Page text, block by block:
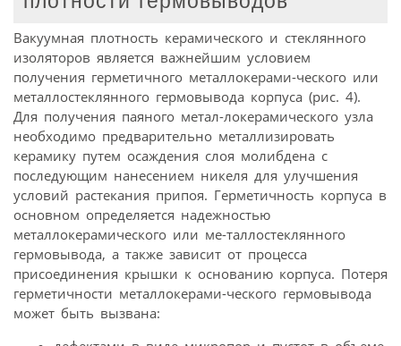
Вакуумная плотность керамического и стеклянного
изоляторов является важнейшим условием
получения герметичного металлокерами-ческого или
металлостеклянного гермовывода корпуса (рис. 4).
Для получения паяного метал-локерамического узла
необходимо предварительно металлизировать
керамику путем осаждения слоя молибдена с
последующим нанесением никеля для улучшения
условий растекания припоя. Герметичность корпуса в
основном определяется надежностью
металлокерамического или ме-таллостеклянного
гермовывода, а также зависит от процесса
присоединения крышки к основанию корпуса. Потеря
герметичности металлокерами-ческого гермовывода
может быть вызвана: